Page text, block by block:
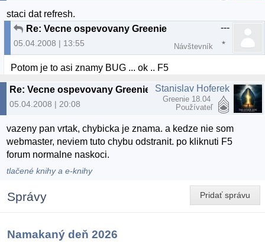
staci dat refresh.
Re: Vecne ospevovany Greenie
05.04.2008 | 13:55
---
Návštevník
Potom je to asi znamy BUG ... ok .. F5
Re: Vecne ospevovany Greenie
05.04.2008 | 20:08
Stanislav Hoferek
Greenie 18.04
Používateľ
vazeny pan vrtak, chybicka je znama. a kedze nie som
webmaster, neviem tuto chybu odstranit. po kliknuti F5
forum normalne naskoci.
tlačené knihy a e-knihy
Pridať správu
Správy
Namakaný deň 2026